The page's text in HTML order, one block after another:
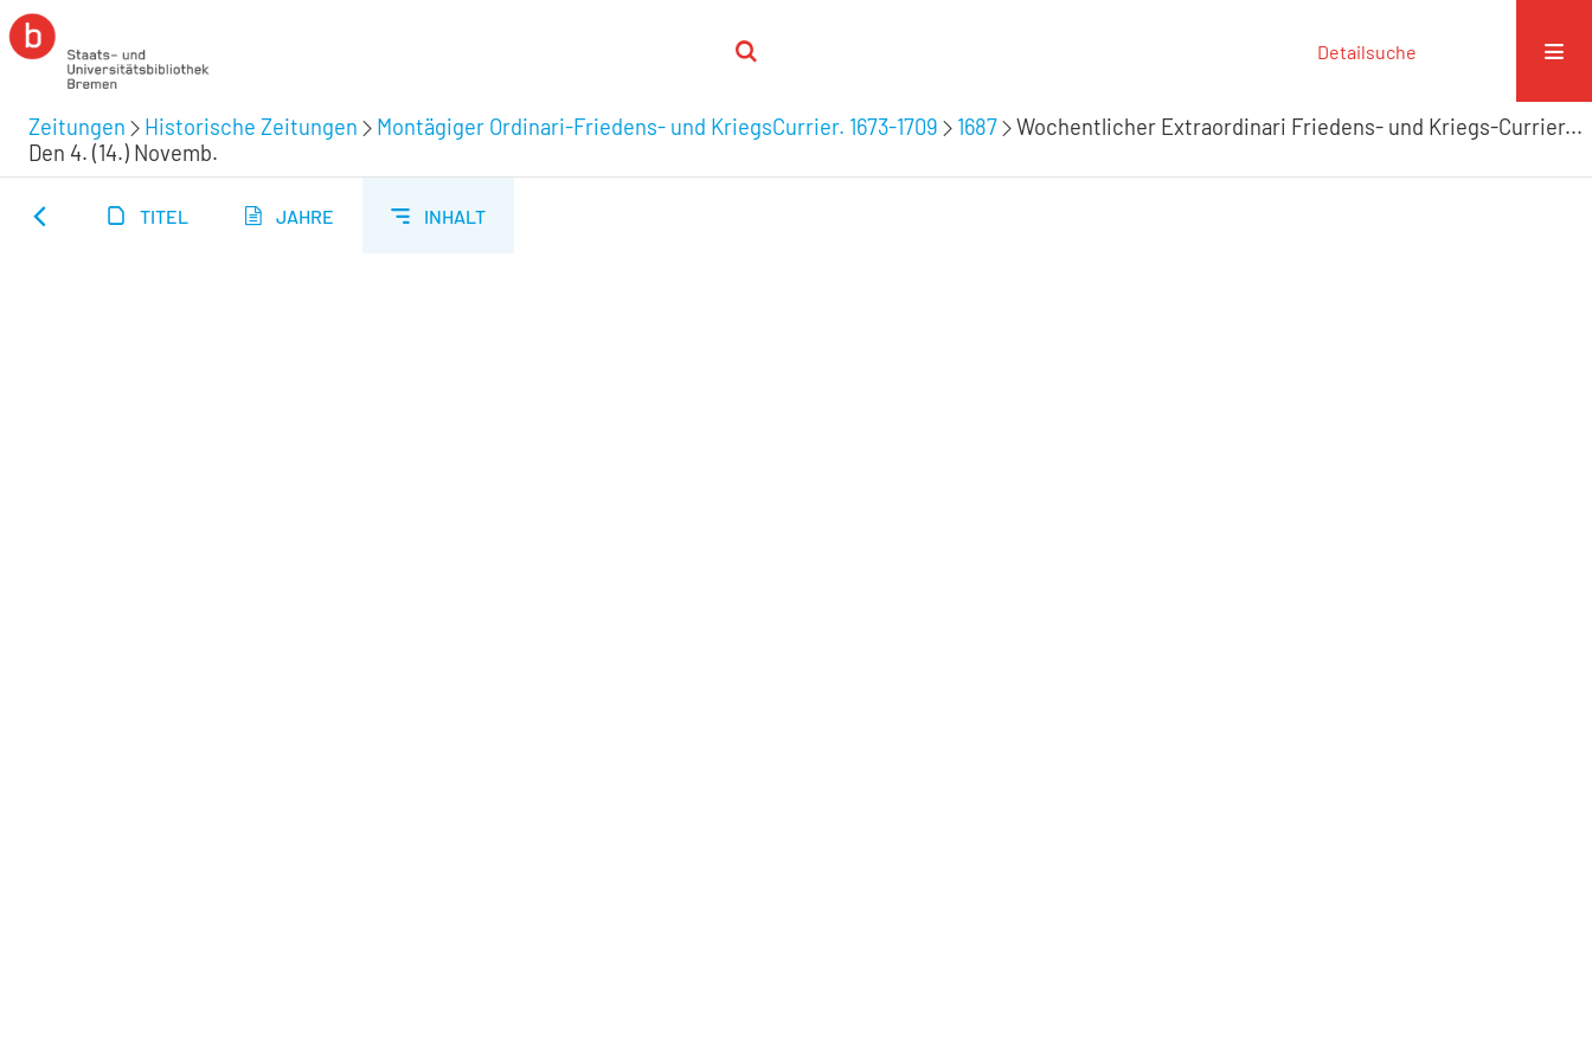
Detailsuche
Zeitungen Historische Zeitungen Montägiger Ordinari-Friedens- und KriegsCurrier. 1673-1709 1687
Wochentlicher Extraordinari Friedens- und Kriegs-Currier...
Den 4. (14.) Novemb.
TITEL JAHRE INHALT